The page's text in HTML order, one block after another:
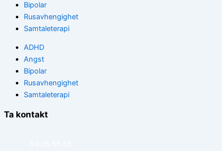
Bipolar
Rusavhengighet
Samtaleterapi
ADHD
Angst
Bipolar
Rusavhengighet
Samtaleterapi
Ta kontakt